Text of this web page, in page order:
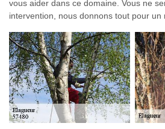
vous aider dans ce domaine. Vous ne
intervention, nous donnons tout pour un